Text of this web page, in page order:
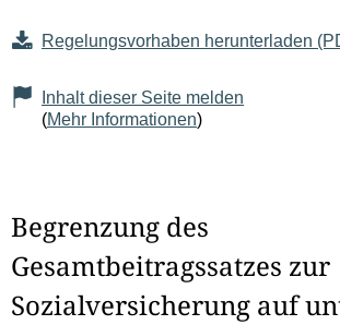
Regelungsvorhaben herunterladen
Inhalt dieser Seite melden
(Mehr Informationen)
Begrenzung des
Gesamtbeitragssatzes zur
Sozialversicherung auf